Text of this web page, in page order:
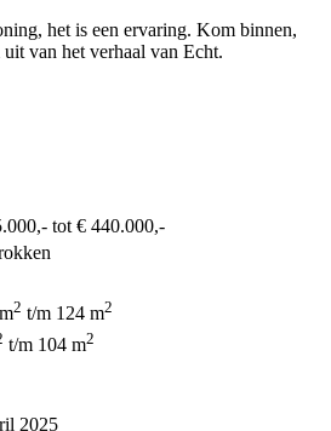
het is een ervaring. Kom binnen,
van het verhaal van Echt.
tot € 440.000,-
2 t/m 124 m2
t/m 104 m2
2025